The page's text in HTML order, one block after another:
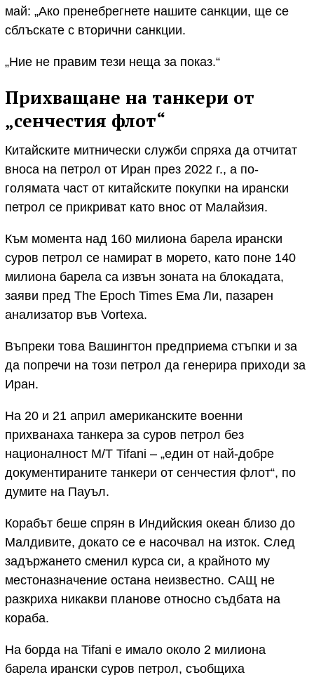
май: „Ако пренебрегнете нашите санкции, ще се
сблъскате с вторични санкции.
„Ние не правим тези неща за показ.“
Прихващане на танкери от
„сенчестия флот“
Китайските митнически служби спряха да отчитат
вноса на петрол от Иран през 2022 г., а по-
голямата част от китайските покупки на ирански
петрол се прикриват като внос от Малайзия.
Към момента над 160 милиона барела ирански
суров петрол се намират в морето, като поне 140
милиона барела са извън зоната на блокадата,
заяви пред The Epoch Times Ема Ли, пазарен
анализатор във Vortexa.
Въпреки това Вашингтон предприема стъпки и за
да попречи на този петрол да генерира приходи за
Иран.
На 20 и 21 април американските военни
прихванаха танкера за суров петрол без
националност M/T Tifani – „един от най-добре
документираните танкери от сенчестия флот“, по
думите на Пауъл.
Корабът беше спрян в Индийския океан близо до
Малдивите, докато се е насочвал на изток. След
задържането сменил курса си, а крайното му
местоназначение остана неизвестно. САЩ не
разкриха никакви планове относно съдбата на
кораба.
На борда на Tifani е имало около 2 милиона
барела ирански суров петрол, съобщиха